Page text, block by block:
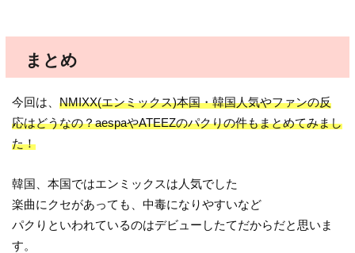
まとめ
今回は、NMIXX(エンミックス)本国・韓国人気やファンの反
応はどうなの？aespaやATEEZのパクりの件もまとめてみまし
た！
韓国、本国ではエンミックスは人気でした
楽曲にクセがあっても、中毒になりやすいなど
パクりといわれているのはデビューしたてだからだと思いま
す。